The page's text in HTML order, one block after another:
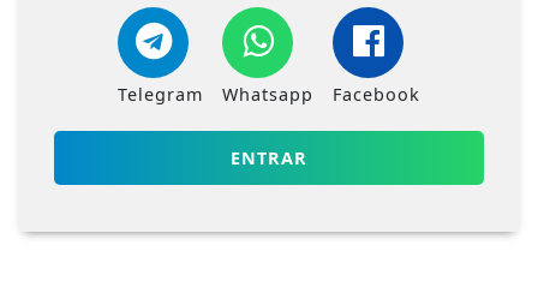
Telegram Whatsapp Facebook
ENTRAR